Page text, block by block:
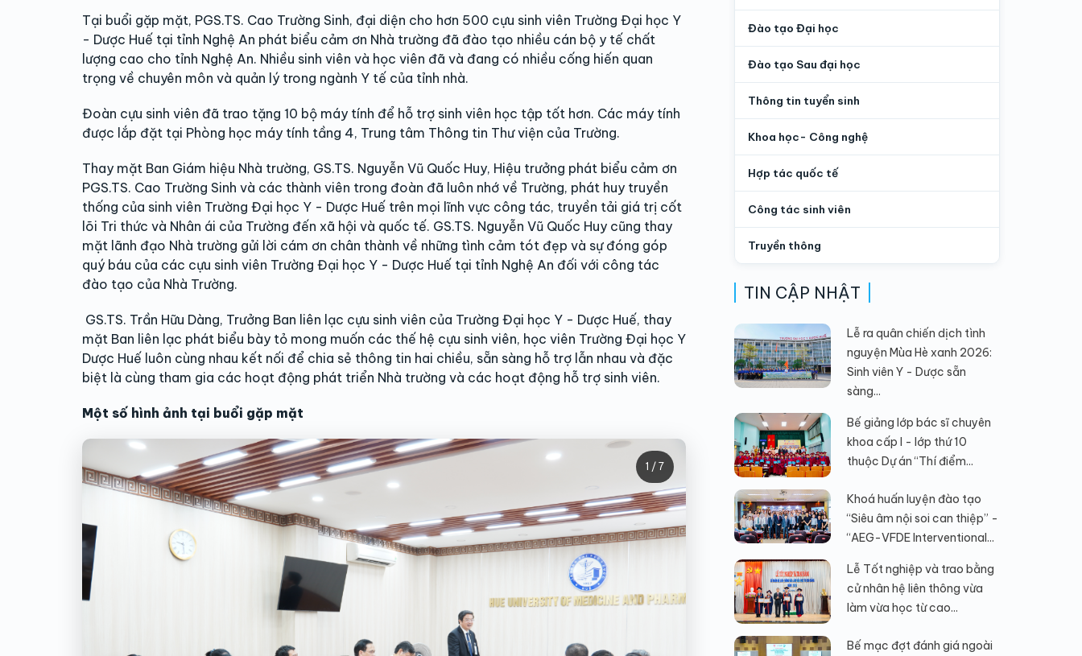
Tại buổi gặp mặt, PGS.TS. Cao Trường Sinh, đại diện cho hơn 500 cựu sinh viên Trường Đại học Y
- Dược Huế tại tỉnh Nghệ An phát biểu cảm ơn Nhà trường đã đào tạo nhiều cán bộ y tế chất
lượng cao cho tỉnh Nghệ An. Nhiều sinh viên và học viên đã và đang có nhiều cống hiến quan
trọng về chuyên môn và quản lý trong ngành Y tế của tỉnh nhà.
Đoàn cựu sinh viên đã trao tặng 10 bộ máy tính để hỗ trợ sinh viên học tập tốt hơn. Các máy tính
được lắp đặt tại Phòng học máy tính tầng 4, Trung tâm Thông tin Thư viện của Trường.
Thay mặt Ban Giám hiệu Nhà trường, GS.TS. Nguyễn Vũ Quốc Huy, Hiệu trưởng phát biểu cảm ơn
PGS.TS. Cao Trường Sinh và các thành viên trong đoàn đã luôn nhớ về Trường, phát huy truyền
thống của sinh viên Trường Đại học Y - Dược Huế trên mọi lĩnh vực công tác, truyền tải giá trị cốt
lõi Tri thức và Nhân ái của Trường đến xã hội và quốc tế. GS.TS. Nguyễn Vũ Quốc Huy cũng thay
mặt lãnh đạo Nhà trường gửi lời cám ơn chân thành về những tình cảm tót đẹp và sự đóng góp
quý báu của các cựu sinh viên Trường Đại học Y - Dược Huế tại tỉnh Nghệ An đối với công tác
đào tạo của Nhà Trường.
GS.TS. Trần Hữu Dàng, Trưởng Ban liên lạc cựu sinh viên của Trường Đại học Y - Dược Huế, thay
mặt Ban liên lạc phát biểu bày tỏ mong muốn các thế hệ cựu sinh viên, học viên Trường Đại học Y
Dược Huế luôn cùng nhau kết nối để chia sẻ thông tin hai chiều, sẵn sàng hỗ trợ lẫn nhau và đặc
biệt là cùng tham gia các hoạt động phát triển Nhà trường và các hoạt động hỗ trợ sinh viên.
Một số hình ảnh tại buổi gặp mặt
1 / 7
Đào tạo Đại học
Đào tạo Sau đại học
Thông tin tuyển sinh
Khoa học- Công nghệ
Hợp tác quốc tế
Công tác sinh viên
Truyền thông
TIN CẬP NHẬT
Lễ ra quân chiến dịch tình
nguyện Mùa Hè xanh 2026:
Sinh viên Y - Dược sẵn
sàng...
Bế giảng lớp bác sĩ chuyên
khoa cấp I - lớp thứ 10
thuộc Dự án “Thí điểm...
Khoá huấn luyện đào tạo
“Siêu âm nội soi can thiệp” -
“AEG-VFDE Interventional...
Lễ Tốt nghiệp và trao bằng
cử nhân hệ liên thông vừa
làm vừa học từ cao...
Bế mạc đợt đánh giá ngoài